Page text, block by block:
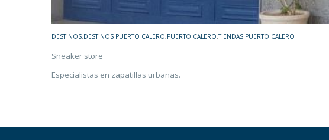
DESTINOS,DESTINOS PUERTO CALERO,PUERTO CALERO,TIENDAS PUERTO CALERO
Sneaker store
Especialistas en zapatillas urbanas.